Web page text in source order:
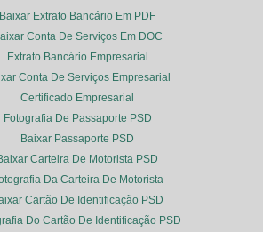
Baixar Extrato Bancário Em PDF
Conta De Serviços Em DOC
Extrato Bancário Empresarial
Conta De Serviços Empresarial
Certificado Empresarial
Fotografia De Passaporte PSD
Baixar Passaporte PSD
Carteira De Motorista PSD
Da Carteira De Motorista
Cartão De Identificação PSD
Do Cartão De Identificação PSD